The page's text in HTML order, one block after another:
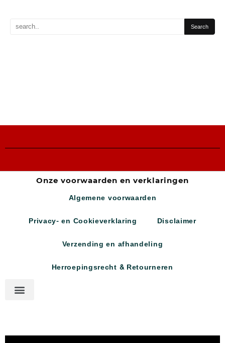
Onze voorwaarden en verklaringen
Algemene voorwaarden
Privacy- en Cookieverklaring
Disclaimer
Verzending en afhandeling
Herroepingsrecht & Retourneren